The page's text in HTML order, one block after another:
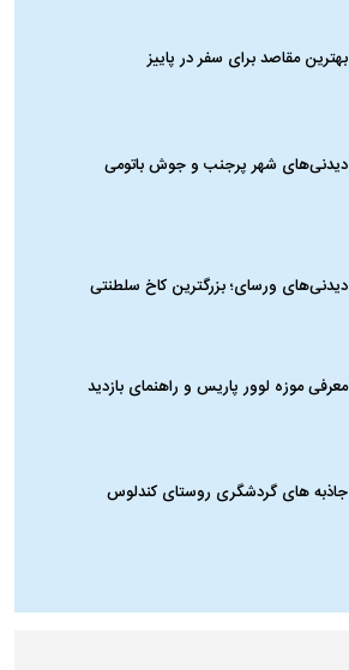
بهترین مقاصد برای سفر در پاییز
دیدنی‌های شهر پرجنب و جوش باتومی
دیدنی‌های ورسای؛ بزرگترین کاخ سلطنتی
معرفی موزه لوور پاریس و راهنمای بازدید
جاذبه های گردشگری روستای کندلوس